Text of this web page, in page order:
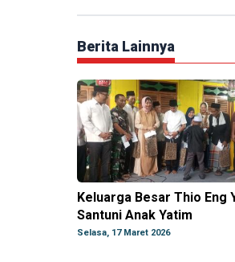
Berita Lainnya
Keluarga Besar Thio Eng
Santuni Anak Yatim
Selasa, 17 Maret 2026